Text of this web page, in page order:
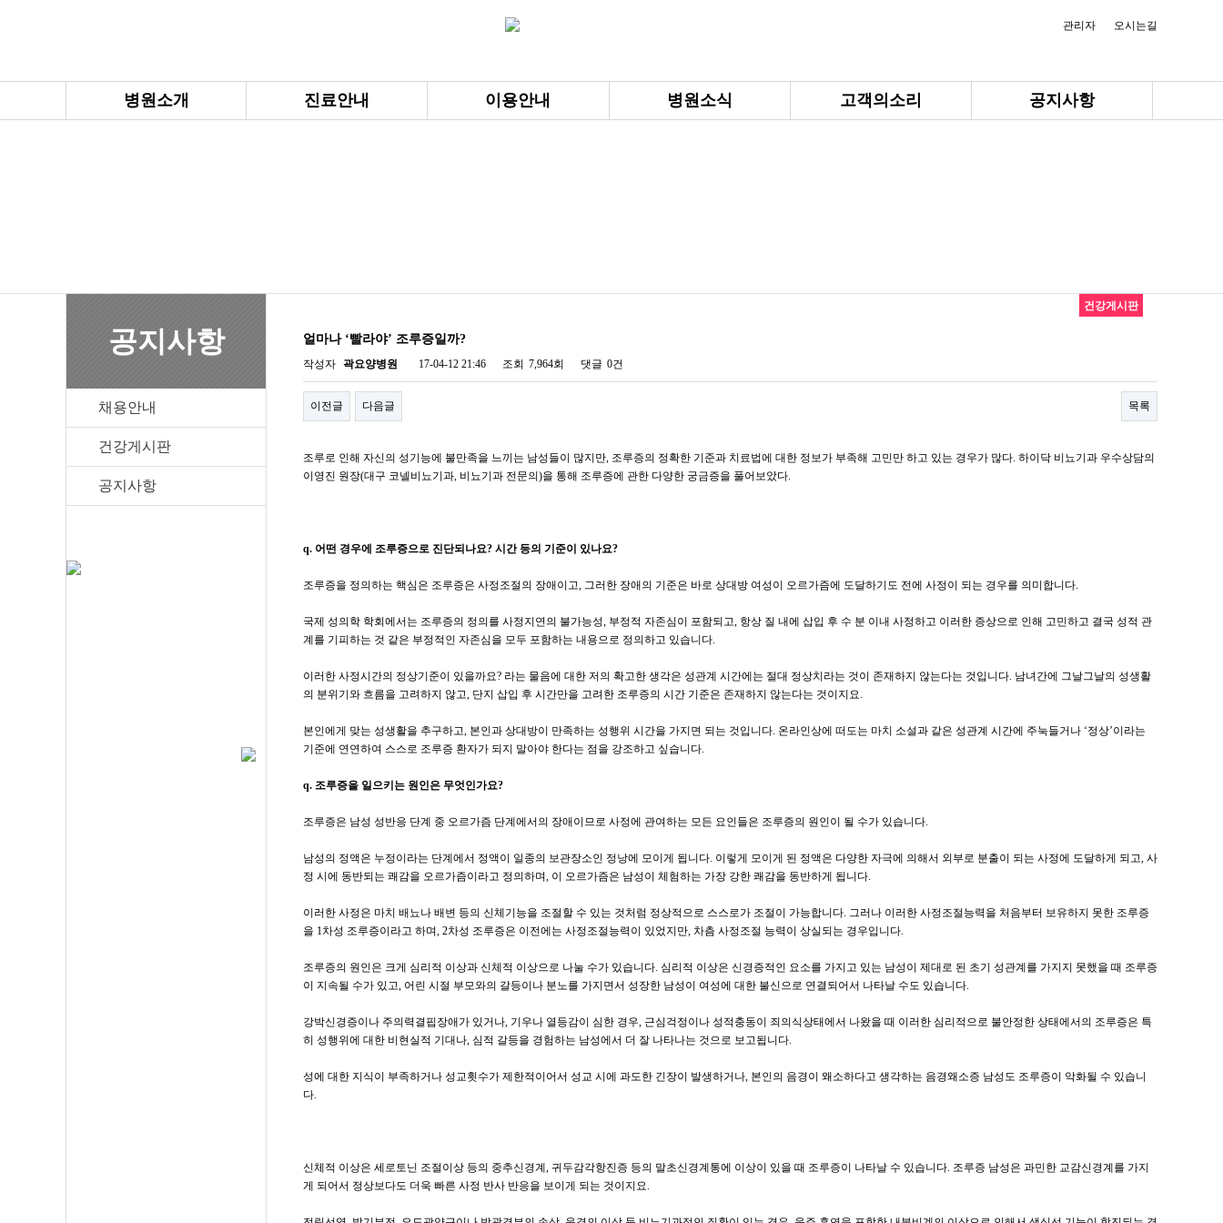
관리자 오시는길
병원소개 진료안내 이용안내 병원소식 고객의소리 공지사항
공지사항
채용안내
건강게시판
공지사항
건강게시판
얼마나 ‘빨라야’ 조루증일까?
작성자 곽요양병원 17-04-12 21:46 조회 7,964회 댓글 0건
이전글 다음글 목록
조루로 인해 자신의 성기능에 불만족을 느끼는 남성들이 많지만, 조루증의 정확한 기준과 치료법에 대한 정보가 부족해 고민만 하고 있는 경우가 많다. 하이닥 비뇨기과 우수상담의
이영진 원장(대구 코넬비뇨기과, 비뇨기과 전문의)을 통해 조루증에 관한 다양한 궁금증을 풀어보았다.
q. 어떤 경우에 조루증으로 진단되나요? 시간 등의 기준이 있나요?
조루증을 정의하는 핵심은 조루증은 사정조절의 장애이고, 그러한 장애의 기준은 바로 상대방 여성이 오르가즘에 도달하기도 전에 사정이 되는 경우를 의미합니다.
국제 성의학 학회에서는 조루증의 정의를 사정지연의 불가능성, 부정적 자존심이 포함되고, 항상 질 내에 삽입 후 수 분 이내 사정하고 이러한 증상으로 인해 고민하고 결국 성적 관
계를 기피하는 것 같은 부정적인 자존심을 모두 포함하는 내용으로 정의하고 있습니다.
이러한 사정시간의 정상기준이 있을까요? 라는 물음에 대한 저의 확고한 생각은 성관계 시간에는 절대 정상치라는 것이 존재하지 않는다는 것입니다. 남녀간에 그날그날의 성생활
의 분위기와 흐름을 고려하지 않고, 단지 삽입 후 시간만을 고려한 조루증의 시간 기준은 존재하지 않는다는 것이지요.
본인에게 맞는 성생활을 추구하고, 본인과 상대방이 만족하는 성행위 시간을 가지면 되는 것입니다. 온라인상에 떠도는 마치 소설과 같은 성관계 시간에 주눅들거나 ‘정상’이라는
기준에 연연하여 스스로 조루증 환자가 되지 말아야 한다는 점을 강조하고 싶습니다.
q. 조루증을 일으키는 원인은 무엇인가요?
조루증은 남성 성반응 단계 중 오르가즘 단계에서의 장애이므로 사정에 관여하는 모든 요인들은 조루증의 원인이 될 수가 있습니다.
남성의 정액은 누정이라는 단계에서 정액이 일종의 보관장소인 정낭에 모이게 됩니다. 이렇게 모이게 된 정액은 다양한 자극에 의해서 외부로 분출이 되는 사정에 도달하게 되고, 사
정 시에 동반되는 쾌감을 오르가즘이라고 정의하며, 이 오르가즘은 남성이 체험하는 가장 강한 쾌감을 동반하게 됩니다.
이러한 사정은 마치 배뇨나 배변 등의 신체기능을 조절할 수 있는 것처럼 정상적으로 스스로가 조절이 가능합니다. 그러나 이러한 사정조절능력을 처음부터 보유하지 못한 조루증
을 1차성 조루증이라고 하며, 2차성 조루증은 이전에는 사정조절능력이 있었지만, 차츰 사정조절 능력이 상실되는 경우입니다.
조루증의 원인은 크게 심리적 이상과 신체적 이상으로 나눌 수가 있습니다. 심리적 이상은 신경증적인 요소를 가지고 있는 남성이 제대로 된 초기 성관계를 가지지 못했을 때 조루증
이 지속될 수가 있고, 어린 시절 부모와의 갈등이나 분노를 가지면서 성장한 남성이 여성에 대한 불신으로 연결되어서 나타날 수도 있습니다.
강박신경증이나 주의력결핍장애가 있거나, 기우나 열등감이 심한 경우, 근심걱정이나 성적충동이 죄의식상태에서 나왔을 때 이러한 심리적으로 불안정한 상태에서의 조루증은 특
히 성행위에 대한 비현실적 기대나, 심적 갈등을 경험하는 남성에서 더 잘 나타나는 것으로 보고됩니다.
성에 대한 지식이 부족하거나 성교횟수가 제한적이어서 성교 시에 과도한 긴장이 발생하거나, 본인의 음경이 왜소하다고 생각하는 음경왜소증 남성도 조루증이 악화될 수 있습니
다.
신체적 이상은 세로토닌 조절이상 등의 중추신경계, 귀두감각항진증 등의 말초신경계통에 이상이 있을 때 조루증이 나타날 수 있습니다. 조루증 남성은 과민한 교감신경계를 가지
게 되어서 정상보다도 더욱 빠른 사정 반사 반응을 보이게 되는 것이지요.